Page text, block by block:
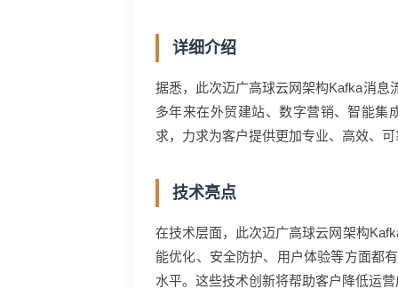
详细介绍
据悉，此次迈广高球云网架构Kafka消息
多年来在外贸建站、数字营销、智能集
求，力求为客户提供更加专业、高效、
技术亮点
在技术层面，此次迈广高球云网架构
能优化、安全防护、用户体验等方面都
水平。这些技术创新将帮助客户降低运